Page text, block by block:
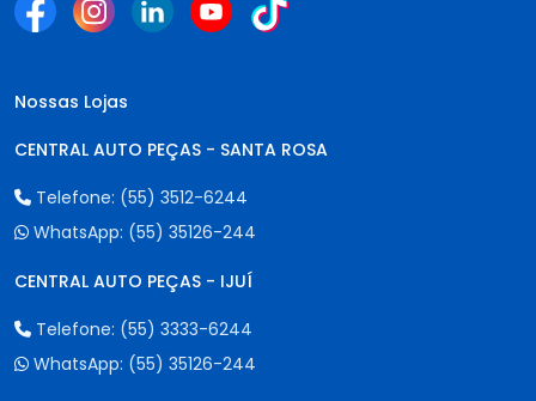
Nossas Lojas
CENTRAL AUTO PEÇAS - SANTA ROSA
Telefone: (55) 3512-6244
WhatsApp: (55) 35126-244
CENTRAL AUTO PEÇAS - IJUÍ
Telefone: (55) 3333-6244
WhatsApp: (55) 35126-244